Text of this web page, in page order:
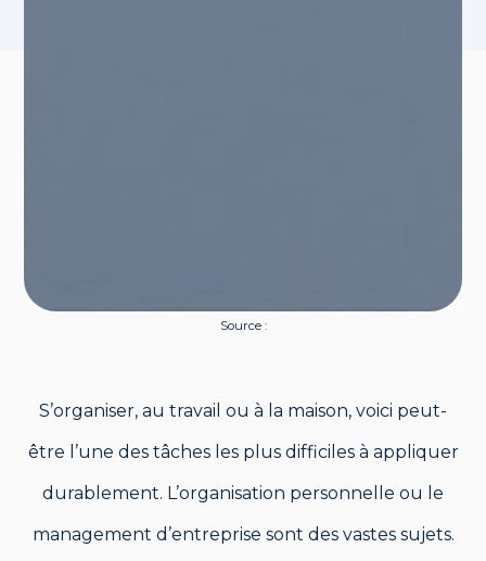
Source :
S’organiser, au travail ou à la maison, voici peut-
être l’une des tâches les plus difficiles à appliquer
durablement. L’organisation personnelle ou le
management d’entreprise sont des vastes sujets.